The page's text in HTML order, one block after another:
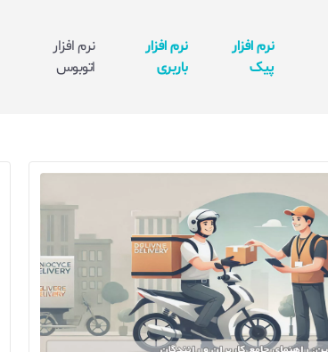
نرم افزار
پیک
نرم افزار
باربری
نرم افزار
اتوبوس